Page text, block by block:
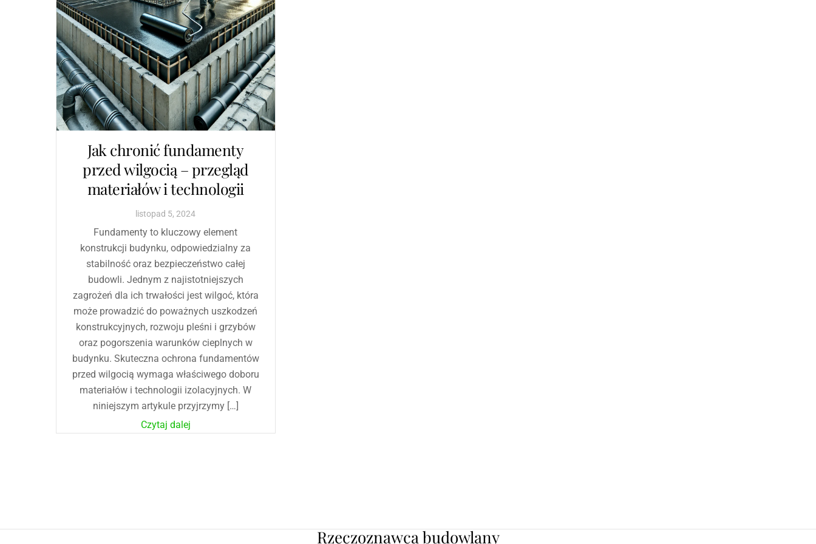
Jak chronić fundamenty
przed wilgocią – przegląd
materiałów i technologii
listopad 5,2024
Fundamenty to kluczowy element
konstrukcji budynku, odpowiedzialny za
stabilność oraz bezpieczeństwo całej
budowli. Jednym z najistotniejszych
zagrożeń dla ich trwałości jest wilgoć, która
może prowadzić do poważnych uszkodzeń
konstrukcyjnych, rozwoju pleśni i grzybów
oraz pogorszenia warunków cieplnych w
budynku. Skuteczna ochrona fundamentów
przed wilgocią wymaga właściwego doboru
materiałów i technologii izolacyjnych. W
niniejszym artykule przyjrzymy […]
Czytaj dalej
Rzeczoznawca budowlany